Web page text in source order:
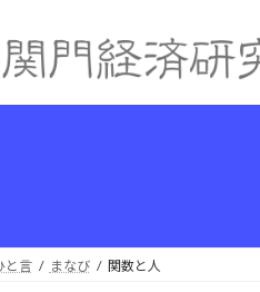
と言 まなび 関数と人